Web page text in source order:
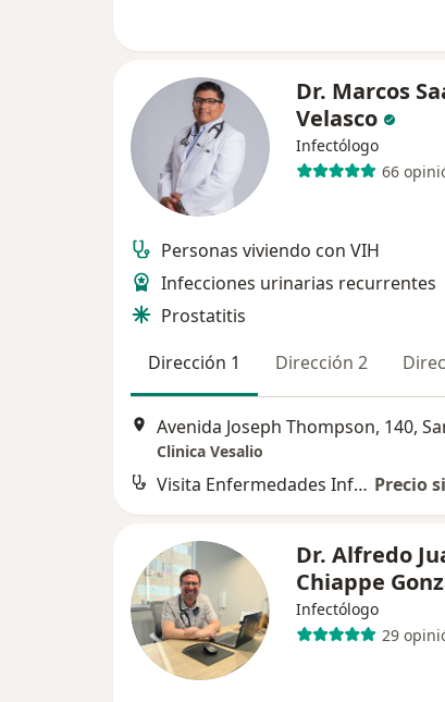
Dr. Marcos
Velasco
Infectólogo
66
Personas viviendo con VIH
Infecciones urinarias recurrentes
Prostatitis
Dirección 1
Dirección 2
Clinica Vesalio
Visita Enfermedades Infecciosas y Tropicales Precio
Dr. Alfredo
Chiappe
Infectólogo
29